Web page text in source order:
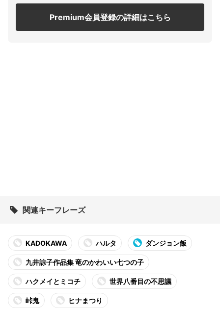
Premium会員登録の詳細はこちら
関連キーフレーズ
KADOKAWA ハルタ ダンジョン飯
九井諒子作品集 竜のかわいい七つの子
ハクメイとミコチ 世界八番目の不思議
峠鬼 ヒナまつり